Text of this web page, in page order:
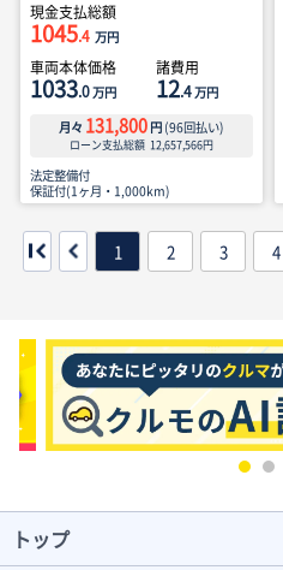
現金支払総額
1045.4 万円
車両本体価格
1033.0万円
諸費用
12.4万円
月々 131,800 円 (96回払い)
ローン支払総額 12,657,566円
法定整備付
保証付(1ヶ月・1,000km)
1 2 3 4
トップ